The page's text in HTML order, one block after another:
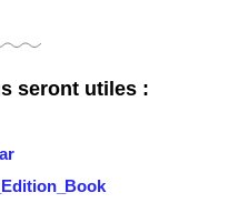
seront utiles :